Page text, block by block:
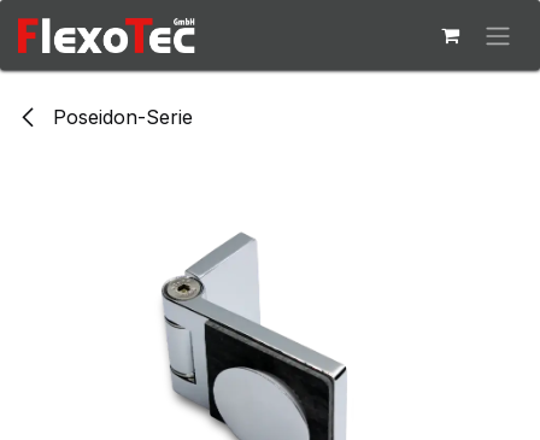
Skip to Content
Poseidon-Serie